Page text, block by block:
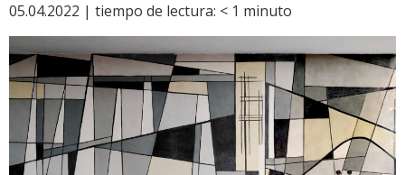
05.04.2022 | tiempo de lectura: < 1 minuto